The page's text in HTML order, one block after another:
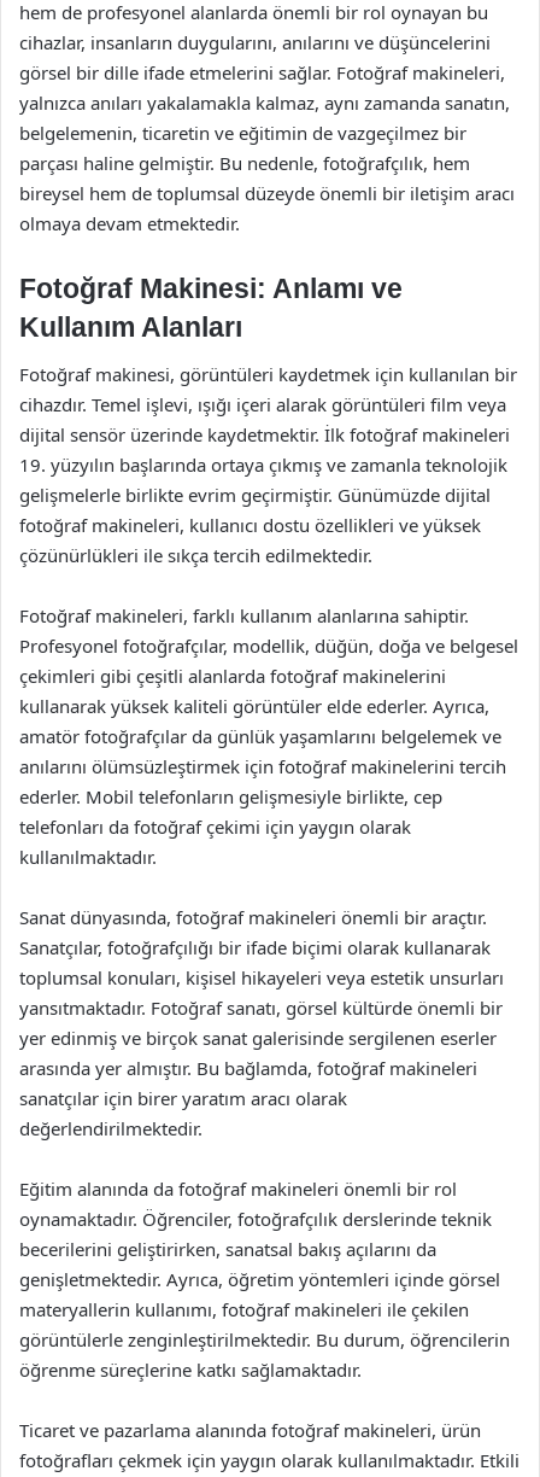
hem de profesyonel alanlarda önemli bir rol oynayan bu
cihazlar, insanların duygularını, anılarını ve düşüncelerini
görsel bir dille ifade etmelerini sağlar. Fotoğraf makineleri,
yalnızca anıları yakalamakla kalmaz, aynı zamanda sanatın,
belgelemenin, ticaretin ve eğitimin de vazgeçilmez bir
parçası haline gelmiştir. Bu nedenle, fotoğrafçılık, hem
bireysel hem de toplumsal düzeyde önemli bir iletişim aracı
olmaya devam etmektedir.
Fotoğraf Makinesi: Anlamı ve
Kullanım Alanları
Fotoğraf makinesi, görüntüleri kaydetmek için kullanılan bir
cihazdır. Temel işlevi, ışığı içeri alarak görüntüleri film veya
dijital sensör üzerinde kaydetmektir. İlk fotoğraf makineleri
19. yüzyılın başlarında ortaya çıkmış ve zamanla teknolojik
gelişmelerle birlikte evrim geçirmiştir. Günümüzde dijital
fotoğraf makineleri, kullanıcı dostu özellikleri ve yüksek
çözünürlükleri ile sıkça tercih edilmektedir.
Fotoğraf makineleri, farklı kullanım alanlarına sahiptir.
Profesyonel fotoğrafçılar, modellik, düğün, doğa ve belgesel
çekimleri gibi çeşitli alanlarda fotoğraf makinelerini
kullanarak yüksek kaliteli görüntüler elde ederler. Ayrıca,
amatör fotoğrafçılar da günlük yaşamlarını belgelemek ve
anılarını ölümsüzleştirmek için fotoğraf makinelerini tercih
ederler. Mobil telefonların gelişmesiyle birlikte, cep
telefonları da fotoğraf çekimi için yaygın olarak
kullanılmaktadır.
Sanat dünyasında, fotoğraf makineleri önemli bir araçtır.
Sanatçılar, fotoğrafçılığı bir ifade biçimi olarak kullanarak
toplumsal konuları, kişisel hikayeleri veya estetik unsurları
yansıtmaktadır. Fotoğraf sanatı, görsel kültürde önemli bir
yer edinmiş ve birçok sanat galerisinde sergilenen eserler
arasında yer almıştır. Bu bağlamda, fotoğraf makineleri
sanatçılar için birer yaratım aracı olarak
değerlendirilmektedir.
Eğitim alanında da fotoğraf makineleri önemli bir rol
oynamaktadır. Öğrenciler, fotoğrafçılık derslerinde teknik
becerilerini geliştirirken, sanatsal bakış açılarını da
genişletmektedir. Ayrıca, öğretim yöntemleri içinde görsel
materyallerin kullanımı, fotoğraf makineleri ile çekilen
görüntülerle zenginleştirilmektedir. Bu durum, öğrencilerin
öğrenme süreçlerine katkı sağlamaktadır.
Ticaret ve pazarlama alanında fotoğraf makineleri, ürün
fotoğrafları çekmek için yaygın olarak kullanılmaktadır. Etkili